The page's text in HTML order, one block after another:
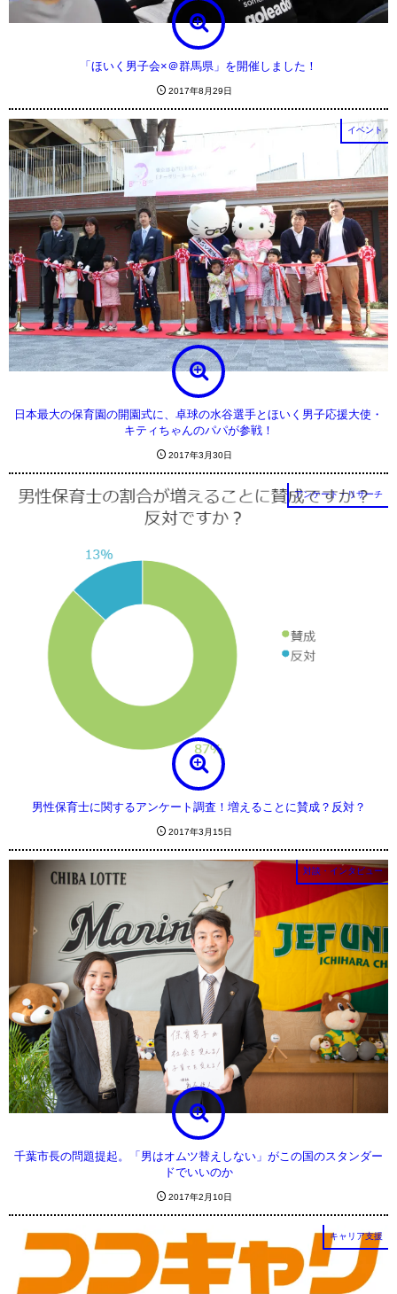
「ほいく男子会×＠群馬県」を開催しました！
2017年8月29日
日本最大の保育園の開園式に、卓球の水谷選手とほいく男子応援大使・
キティちゃんのパパが参戦！
2017年3月30日
イベント
男性保育士に関するアンケート調査！増えることに賛成？反対？
2017年3月15日
アンケート・リサーチ
千葉市長の問題提起。「男はオムツ替えしない」がこの国のスタンダー
ドでいいのか
2017年2月10日
対談・インタビュー
キャリア支援